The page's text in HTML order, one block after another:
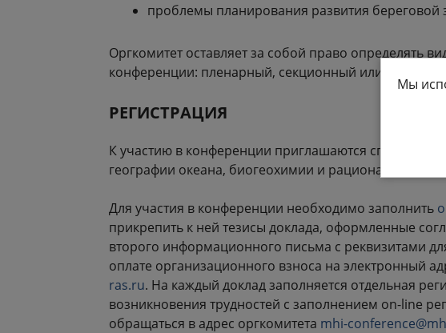
проблемы планирования развития береговой
Оргкомитет оставляет за собой право определять
конференции: пленарный, секционный или
РЕГИСТРАЦИЯ
К участию в конференции приглашаются
географии океана, биогеохимии и рационального
Для участия в конференции необходимо заполнить
прикрепить к ней тезисы доклада, оформленные
второго информационного письма с реквизитами
оплате организационного взноса на электронный
ras.ru. На каждый доклад заполняется отдельная
возникновения трудностей с заполнением on-line
обращаться в адрес оргкомитета mhi-
Мы